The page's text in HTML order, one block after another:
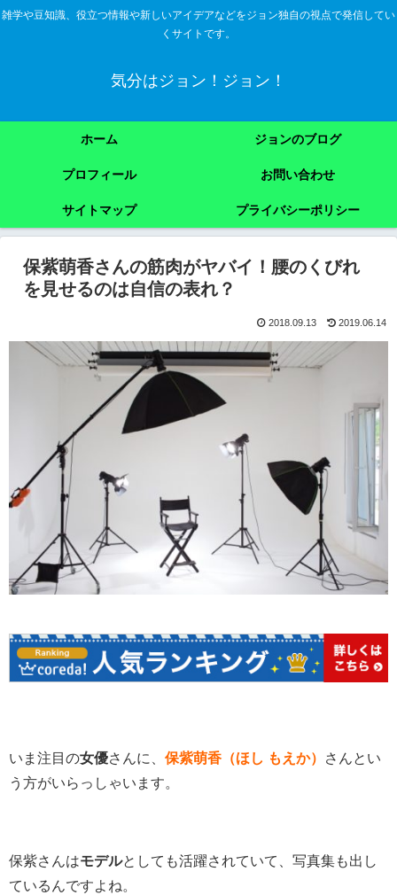
雑学や豆知識、役立つ情報や新しいアイデアなどをジョン独自の視点で発信してい
くサイトです。
気分はジョン！ジョン！
ホーム ジョンのブログ
プロフィール お問い合わせ
サイトマップ プライバシーポリシー
保紫萌香さんの筋肉がヤバイ！腰のくびれ
を見せるのは自信の表れ？
2018.09.13 2019.06.14
いま注目の女優さんに、 保紫萌香（ほし もえか）
さんとい
う方がいらっしゃいます。
保紫さんはモデルとしても活躍されていて、写真集も出し
ているんですよね。